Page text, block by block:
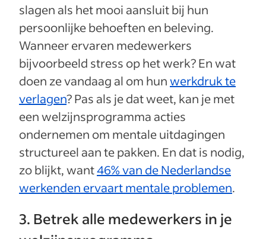
slagen als het mooi aansluit bij hun
persoonlijke behoeften en beleving.
Wanneer ervaren medewerkers
bijvoorbeeld stress op het werk? En wat
doen ze vandaag al om hunwerkdruk te
verlagen? Pas als je dat weet, kan je met
een welzijnsprogramma acties
ondernemen om mentale uitdagingen
structureel aan te pakken. En dat is nodig,
zo blijkt, want46% van de Nederlandse
werkenden ervaart mentale problemen.
3. Betrek alle medewerkers in je